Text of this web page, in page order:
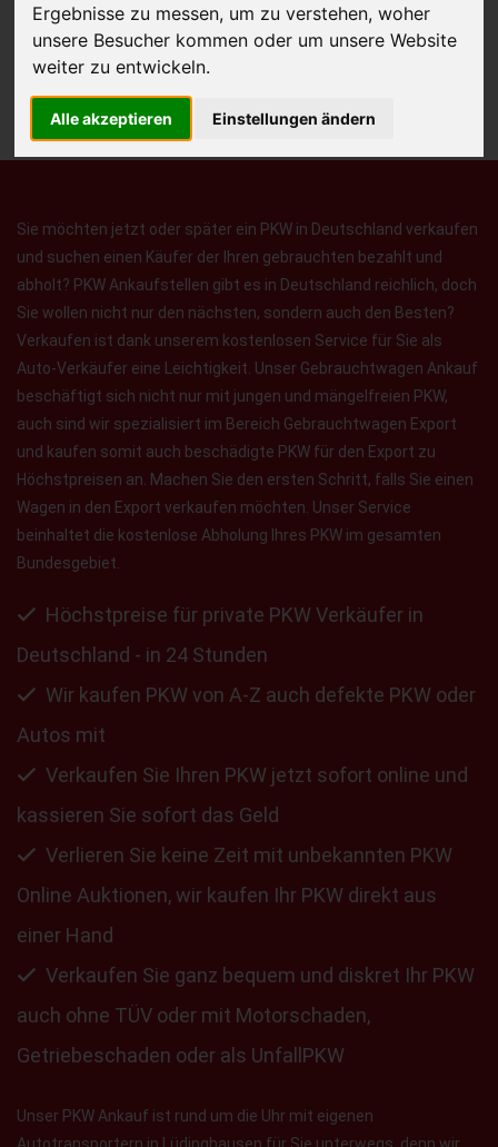
Ergebnisse zu messen, um zu verstehen, woher
unsere Besucher kommen oder um unsere Website
weiter zu entwickeln.
Alle akzeptieren Einstellungen ändern
Kostenloses Angebotfür den Ankauf Ihres Autos inklusive der
Abholung, auf Wunsch sofort Geld. Ihre Daten werden nicht mit Dritten
Sie möchten jetzt oder später ein PKW in Deutschland verkaufen
und suchen einen Käufer der Ihren gebrauchten bezahlt und
abholt? PKW Ankaufstellen gibt es in Deutschland reichlich, doch
Sie wollen nicht nur den nächsten, sondern auch den Besten?
Verkaufen ist dank unserem kostenlosen Service für Sie als
Auto-Verkäufer eine Leichtigkeit. Unser Gebrauchtwagen Ankauf
beschäftigt sich nicht nur mit jungen und mängelfreien PKW,
auch sind wir spezialisiert im Bereich Gebrauchtwagen Export
und kaufen somit auch beschädigte PKW für den Export zu
Höchstpreisen an. Machen Sie den ersten Schritt, falls Sie einen
Wagen in den Export verkaufen möchten. Unser Service
beinhaltet die kostenlose Abholung Ihres PKW im gesamten
Bundesgebiet.
Höchstpreise für private PKW Verkäufer in
Deutschland - in 24 Stunden
Wir kaufen PKW von A-Z auch defekte PKW oder
Autos mit
Verkaufen Sie Ihren PKW jetzt sofort online und
kassieren Sie sofort das Geld
Verlieren Sie keine Zeit mit unbekannten PKW
Online Auktionen, wir kaufen Ihr PKW direkt aus
einer Hand
Verkaufen Sie ganz bequem und diskret Ihr PKW
auch ohne TÜV oder mit Motorschaden,
Getriebeschaden oder als UnfallPKW
Unser PKW Ankauf ist rund um die Uhr mit eigenen
Autotransportern in Lüdinghausen für Sie unterwegs, denn wir